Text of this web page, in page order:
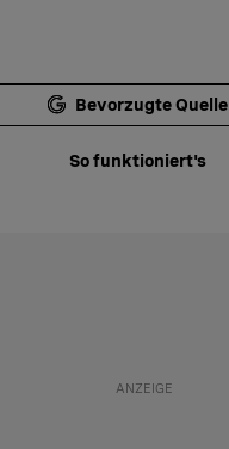
Bevorzugte Quelle
So funktioniert's